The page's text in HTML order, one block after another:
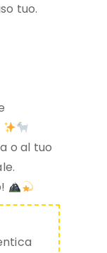
tuo.
o al tuo